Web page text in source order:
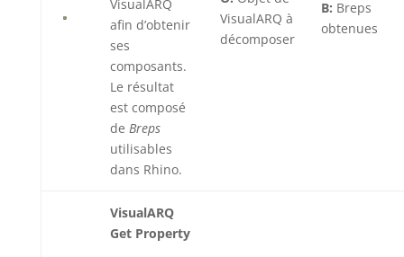
VisualARQ
afin d’obtenir
ses
composants.
Le résultat
est composé
de Breps
utilisables
dans Rhino.
VisualARQ à
décomposer
B: Breps
obtenues
VisualARQ
Get Property